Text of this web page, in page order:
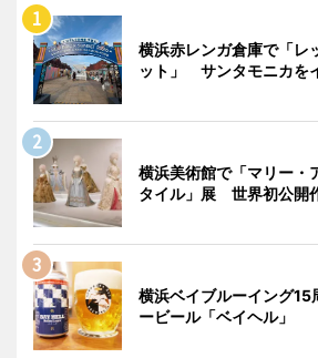
横浜赤レンガ倉庫で「レ
ット」 サンタモニカを
横浜美術館で「マリー・
タイル」展 世界初公開
横浜ベイブルーイング
ービール「ベイヘル」